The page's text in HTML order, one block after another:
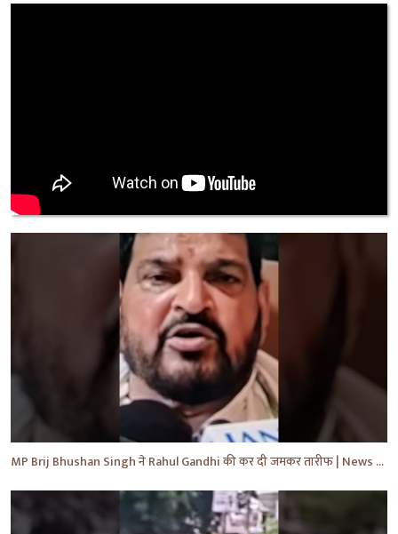
MP Brij Bhushan Singh ने Rahul Gandhi की कर दी जमकर तारीफ | News | Breaking | #shorts #yt #news